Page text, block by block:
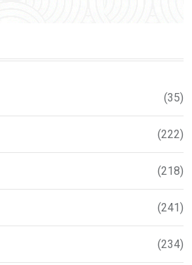
(35)
(222)
(218)
(241)
(234)